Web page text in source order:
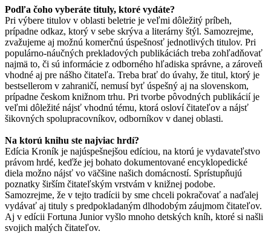
Podľa čoho vyberáte tituly, ktoré vydáte?
Pri výbere titulov v oblasti beletrie je veľmi dôležitý príbeh,
prípadne odkaz, ktorý v sebe skrýva a literárny štýl. Samozrejme,
zvažujeme aj možnú komerčnú úspešnosť jednotlivých titulov. Pri
populárno-náučných prekladových publikáciách treba zohľadňovať
najmä to, či sú informácie z odborného hľadiska správne, a zároveň
vhodné aj pre nášho čitateľa. Treba brať do úvahy, že titul, ktorý je
bestsellerom v zahraničí, nemusí byť úspešný aj na slovenskom,
prípadne českom knižnom trhu. Pri tvorbe pôvodných publikácií je
veľmi dôležité nájsť vhodnú tému, ktorá osloví čitateľov a nájsť
šikovných spolupracovníkov, odborníkov v danej oblasti.
Na ktorú knihu ste najviac hrdí?
Edícia Kroník je najúspešnejšou edíciou, na ktorú je vydavateľstvo
právom hrdé, keďže jej bohato dokumentované encyklopedické
diela možno nájsť vo väčšine našich domácností. Sprístupňujú
poznatky širším čitateľským vrstvám v knižnej podobe.
Samozrejme, že v tejto tradícii by sme chceli pokračovať a naďalej
vydávať aj tituly s predpokladaným dlhodobým záujmom čitateľov.
Aj v edícii Fortuna Junior vyšlo mnoho detských kníh, ktoré si našli
svojich malých čitateľov.